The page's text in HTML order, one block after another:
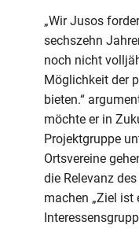
„Wir Jusos
sechszehn
noch nicht
Möglichkeit der
bieten.“
möchte er in
Projektgruppe
Ortsvereine
die Relevanz
machen „Ziel ist